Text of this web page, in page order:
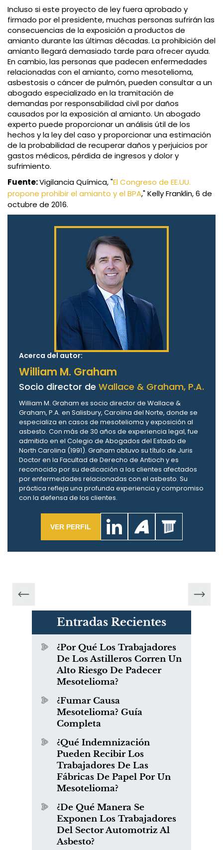
Incluso si este proyecto de ley fuera aprobado y
firmado por el presidente, muchas personas sufrirán las
consecuencias de la exposición a productos de
amianto durante las últimas décadas. La prohibición del
amianto llegará demasiado tarde para ofrecer ayuda.
En cambio, las personas que padecen enfermedades
relacionadas con el amianto, como mesotelioma,
asbestosis o cáncer de pulmón, pueden consultar a un
abogado especializado en la tramitación de
demandas por responsabilidad civil por daños
causados por la exposición al amianto. Un abogado
experto puede proporcionar un análisis útil de los
hechos y la ley del caso y proporcionar una estimación
de la probabilidad de recuperar daños y perjuicios por
gastos médicos, pérdida de ingresos y dolor y
sufrimiento.
Fuente:Vigilancia Química, "El Congreso de EE.UU.
propone prohibir el amianto y el BPA," Kelly Franklin, 6 de
octubre de 2016.
Acerca del autor:
William M. Graham
Socio director de Wallace & Graham, P.A.
William M. Graham es socio director de Wallace &
Graham, P.A. en Salisbury, Carolina del Norte, donde se
especializa en casos de mesotelioma y exposición al
asbesto. Con más de 30 años de experiencia legal, fue
admitido en el Colegio de Abogados del Estado de
North Carolina (1991). Graham obtuvo su título de Juris
Doctor en la Facultad de Derecho de Antioch y es
reconocido por su dedicación a los clientes afectados
por enfermedades relacionadas con el asbesto. Su
práctica refleja una profunda experiencia y compromiso
con la defensa de los clientes.
VER PERFIL
Entradas Recientes
¿Por Qué Los Trabajadores
De Los Astilleros Corren Un
Alto Riesgo De Padecer
Mesotelioma?
¿Fumar Causa
Mesotelioma? Guía
Completa
¿Qué Indemnización
Pueden Recibir Los
Trabajadores De Las
Fábricas De Papel Por Un
Mesotelioma?
¿De Qué Manera Se
Exponen Los Trabajadores
Del Sector Automotriz Al
Asbesto?